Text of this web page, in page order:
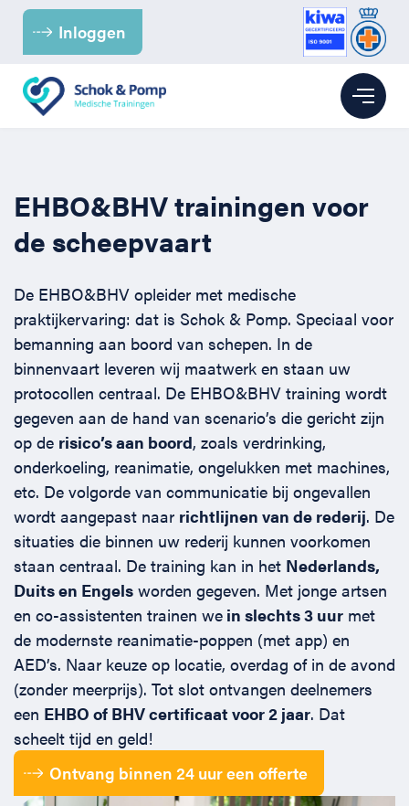
Inloggen
Kinderopvang
Para-medici & Zorg
Retail
Horeca
Onderwijs
BHV
BHV voor Kantoren
BHV voor (para-) medici
BHV voor retail en winkels
BHV voor de Horeca
BHV voor Primair Onderwijs
BHV voor Voortgezet Onderwijs
EHBO bij baby’s en kinderen
EHBO voor kantoren
EHBO voor (para-)medici
EHBO voor de Kraamzorg
EHBO voor Sportclubs
Reanimatie
Reanimatie en AED voor kantoren
Reanimatie en AED voor (para-) medici
Over ons
Over Ons
Nieuws
Levensreddend handelen voor iedereen
Werken bij Schok & Pomp
Contact
Klantenservice veelgestelde vragen
Zakelijk veelgestelde vragen
Offerte aanvragen
Direct boeken
Inloggen
Incompany offerte
Inloggen
EHBO&BHV trainingen voor
de scheepvaart
De EHBO&BHV opleider met medische
praktijkervaring: dat is Schok & Pomp. Speciaal voor
bemanning aan boord van schepen. In de
binnenvaart leveren wij maatwerk en staan uw
protocollen centraal. De EHBO&BHV training wordt
gegeven aan de hand van scenario’s die gericht zijn
op de risico’s aan boord, zoals verdrinking,
onderkoeling, reanimatie, ongelukken met machines,
etc. De volgorde van communicatie bij ongevallen
wordt aangepast naar richtlijnen van de rederij. De
situaties die binnen uw rederij kunnen voorkomen
staan centraal. De training kan in het Nederlands,
Duits en Engels worden gegeven. Met jonge artsen
en co-assistenten trainen we in slechts 3 uur met
de modernste reanimatie-poppen (met app) en
AED’s. Naar keuze op locatie, overdag of in de avond
(zonder meerprijs). Tot slot ontvangen deelnemers
een EHBO of BHV certificaat voor 2 jaar. Dat
scheelt tijd en geld!
Ontvang binnen 24 uur een offerte